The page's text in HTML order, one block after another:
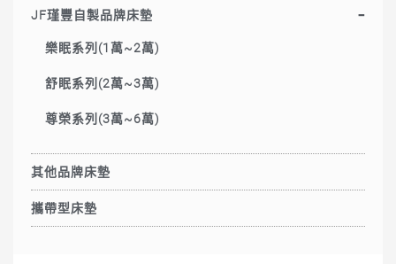
JF瑾豐自製品牌床墊
樂眠系列(1萬~2萬)
舒眠系列(2萬~3萬)
尊榮系列(3萬~6萬)
其他品牌床墊
攜帶型床墊